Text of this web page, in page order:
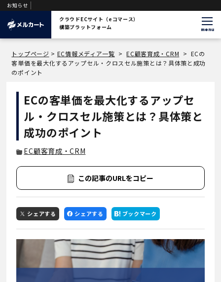
お知らせ
クラウドECサイト（eコマース）
構築プラットフォーム
menu
トップページ > EC情報メディア一覧 > EC顧客育成・CRM > ECの
客単価を最大化するアップセル・クロスセル施策とは？具体策と成功
のポイント
ECの客単価を最大化するアップセ
ル・クロスセル施策とは？具体策と
成功のポイント
EC顧客育成・CRM
この記事のURLをコピー
シェアする シェアする ブックマーク